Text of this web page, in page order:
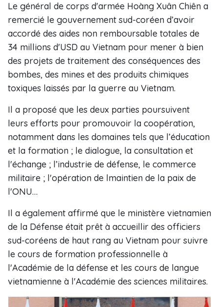
Le général de corps d'armée Hoàng Xuân Chiên a
remercié le gouvernement sud-coréen d’avoir
accordé des aides non remboursable totales de
34 millions d'USD au Vietnam pour mener à bien
des projets de traitement des conséquences des
bombes, des mines et des produits chimiques
toxiques laissés par la guerre au Vietnam.
Il a proposé que les deux parties poursuivent
leurs efforts pour promouvoir la coopération,
notamment dans les domaines tels que l’éducation
et la formation ; le dialogue, la consultation et
l'échange ; l’industrie de défense, le commerce
militaire ; l'opération de lmaintien de la paix de
l'ONU…
Il a également affirmé que le ministère vietnamien
de la Défense était prêt à accueillir des officiers
sud-coréens de haut rang au Vietnam pour suivre
le cours de formation professionnelle à
l'Académie de la défense et les cours de langue
vietnamienne à l'Académie des sciences militaires.